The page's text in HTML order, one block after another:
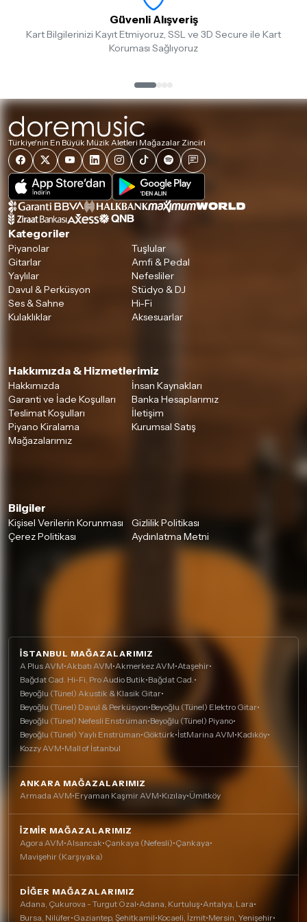
Güvenli Alışveriş
Kart Bilgilerinizi Kayıt Etmiyoruz, SSL ve 3D Secure ile Kart
Koruması Sağlıyoruz
Türkiye'nin En Büyük Müzik Aletleri Mağazalar Zinciri
Kategoriler
Piyanolar
Tuşlular
Gitarlar
Amfi & Pedal
Yaylılar
Nefesliler
Davul & Perküsyon
Stüdyo & DJ
Ses & Sahne
Hi-Fi
Kulaklıklar
Aksesuarlar
Hakkımızda & Hizmetlerimiz
Hakkımızda
İnsan Kaynakları
Garanti ve İade Koşulları
Banka Hesaplarımız
Teslimat Koşulları
İletişim
Piyano Kiralama
Kurumsal Satış
Mağazalarımız
Bilgiler
Kişisel Verilerin Korunması
Gizlilik Politikası
Çerez Politikası
Aydınlatma Metni
İSTANBUL MAĞAZALARIMIZ
A Plus AVM•Akbatı AVM•Akmerkez AVM•Ataşehir•
Bağdat Cad. Hi-Fi, Pro Audio Butik•Bağdat Cad. •
Beyoğlu (Tünel) Akustik & Klasik Gitar•
Beyoğlu (Tünel) Davul & Perküsyon•Beyoğlu (Tünel) Elektro Gitar•
Beyoğlu (Tünel) Nefesli Enstrüman•Beyoğlu (Tünel) Piyano•
Beyoğlu (Tünel) Yaylı Enstrüman•Göktürk•İstMarina AVM•Kadıköy•
Kozzy AVM•Mall of İstanbul
ANKARA MAĞAZALARIMIZ
Armada AVM•Eryaman Kaşmir AVM•Kızılay•Ümitköy
İZMIR MAĞAZALARIMIZ
Agora AVM•Alsancak•Çankaya (Nefesli)•Çankaya•
Mavişehir (Karşıyaka)
DIĞER MAĞAZALARIMIZ
Adana, Çukurova - Turgut Özal•Adana, Kurtuluş•Antalya, Lara•
Bursa, Nilüfer•Gaziantep, Şehitkamil•Kocaeli, İzmit•Mersin, Yenişehir•